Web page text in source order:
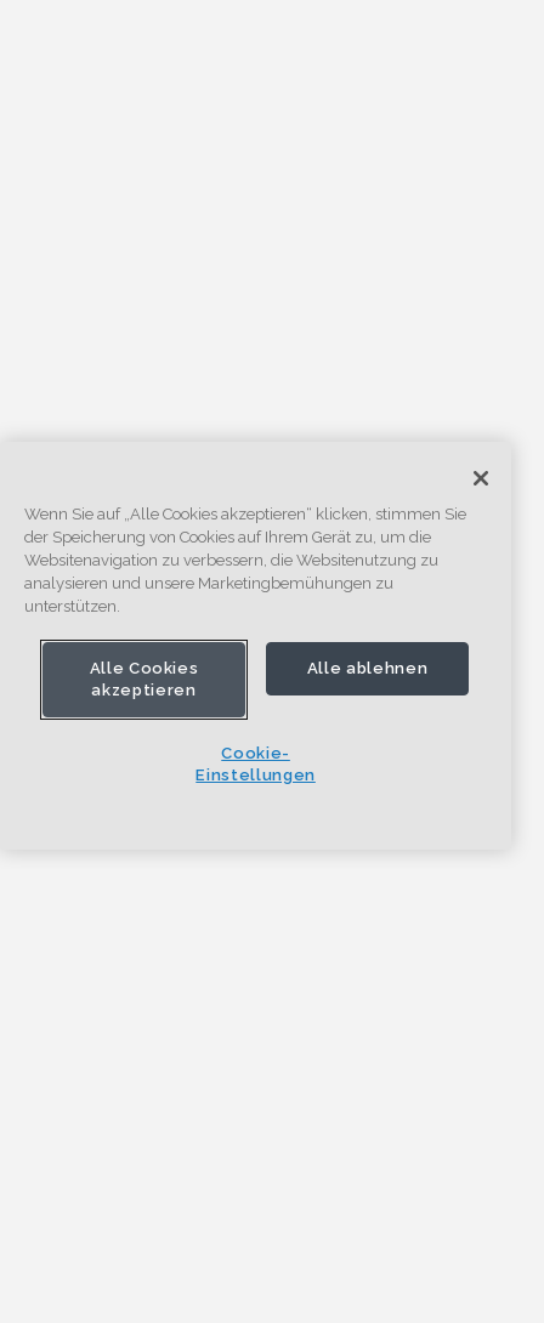
Wenn Sie auf „Alle Cookies akzeptieren“ klicken, stimmen Sie
der Speicherung von Cookies auf Ihrem Gerät zu, um die
Websitenavigation zu verbessern, die Websitenutzung zu
analysieren und unsere Marketingbemühungen zu
unterstützen.
Alle Cookies
akzeptieren
Alle ablehnen
Cookie-
Einstellungen